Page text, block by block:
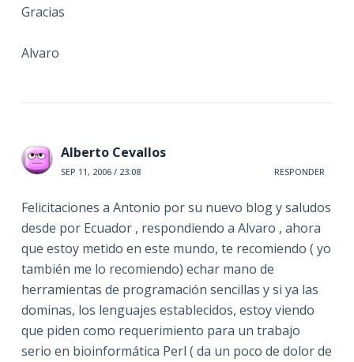
Gracias
Alvaro
Alberto Cevallos
SEP 11, 2006 / 23:08 RESPONDER
Felicitaciones a Antonio por su nuevo blog y saludos
desde por Ecuador , respondiendo a Alvaro , ahora
que estoy metido en este mundo, te recomiendo ( yo
también me lo recomiendo) echar mano de
herramientas de programación sencillas y si ya las
dominas, los lenguajes establecidos, estoy viendo
que piden como requerimiento para un trabajo
serio en bioinformática Perl ( da un poco de dolor de